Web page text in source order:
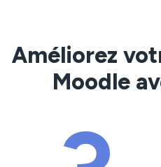
Améliorez
Moodle